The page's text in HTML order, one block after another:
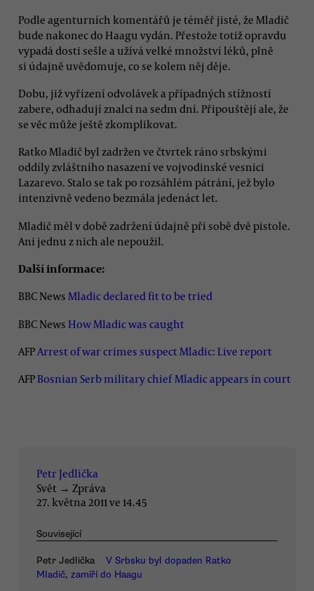
Podle agenturních komentářů je téměř jisté, že Mladič
bude nakonec do Haagu vydán. Přestože totiž opravdu
vypadá dosti sešle a užívá velké množství léků, plně
si údajně uvědomuje, co se kolem něj děje.
Dobu, již vyřízení odvolávek a případných stížností
zabere, odhadují znalci na sedm dní. Připouštějí ale, že
se věc může ještě zkomplikovat.
Ratko Mladič byl zadržen ve čtvrtek ráno srbskými
oddíly zvláštního nasazení ve vojvodinské vesnici
Lazarevo. Stalo se tak po rozsáhlém pátrání, jež bylo
intenzivně vedeno bezmála jedenáct let.
Mladič měl v době zadržení údajně při sobě dvě pistole.
Ani jednu z nich ale nepoužil.
Další informace:
BBC News Mladic declared fit to be tried
BBC News How Mladic was caught
AFPArrest of war crimes suspect Mladic: Live report
AFP Bosnian Serb military chief Mladic appears in court
Petr Jedlička
Svět → Zpráva
27. května 2011 ve 14.45
Související
Petr Jedlička
V Srbsku byl dopaden Ratko
Mladič, zamíří do Haagu